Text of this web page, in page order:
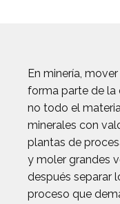
En minería,
forma parte de la
no todo el
minerales con
plantas de
y moler grandes
después separar
proceso que